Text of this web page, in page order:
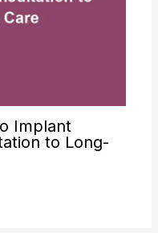
Implant
to Long-